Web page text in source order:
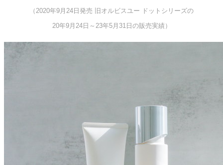
（2020年9月24日発売 旧オルビスユー ドットシリーズの
20年9月24日～23年5月31日の販売実績）